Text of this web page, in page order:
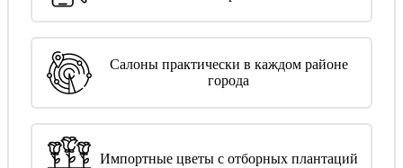
Салоны практически в каждом районе
города
Импортные цветы с отборных плантаций